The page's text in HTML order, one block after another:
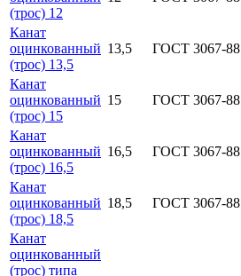
(трос) 12
Канат
оцинкованный
(трос) 13,5
13,5 ГОСТ 3067-88
Канат
оцинкованный
(трос) 15
15 ГОСТ 3067-88
Канат
оцинкованный
(трос) 16,5
16,5 ГОСТ 3067-88
Канат
оцинкованный
(трос) 18,5
18,5 ГОСТ 3067-88
Канат
оцинкованный
(трос) типа